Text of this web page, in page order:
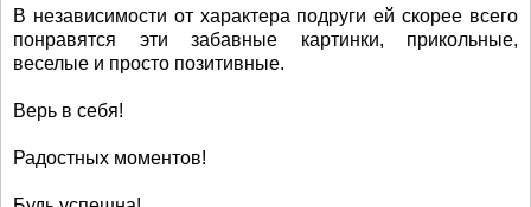
В независимости от характера подруги ей скорее всего
понравятся эти забавные картинки, прикольные,
веселые и просто позитивные.
Верь в себя!
Радостных моментов!